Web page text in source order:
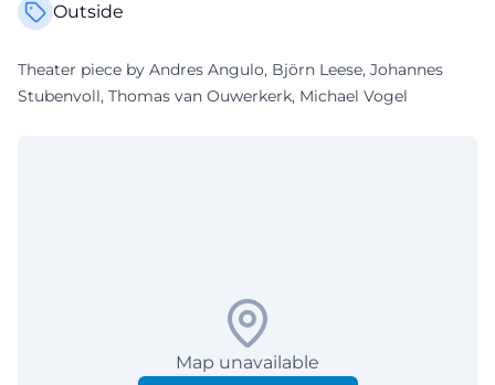
Outside
Theater piece by Andres Angulo, Björn Leese, Johannes
Stubenvoll, Thomas van Ouwerkerk, Michael Vogel
Map unavailable